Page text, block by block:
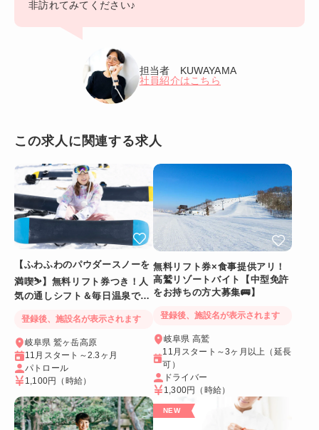
非訪れてみてください♪
担当者 KUWAYAMA
社員紹介はこちら
この求人に関連する求人
【ふわふわのパウダースノーを
満喫⛷️】無料リフト券つき！人
気の通しシフト＆毎日温泉でリ
登録後、施設名が表示されます
岐阜県 鷲ヶ岳高原
11月スタート～2.3ヶ月
パトロール
1,100円
（時給）
無料リフト券×食事提供アリ！
高鷲リゾートバイト【中型免許
をお持ちの方大募集🚌】
登録後、施設名が表示されます
岐阜県 高鷲
11月スタート～3ヶ月以上（延長
可）
ドライバー
1,300円
（時給）